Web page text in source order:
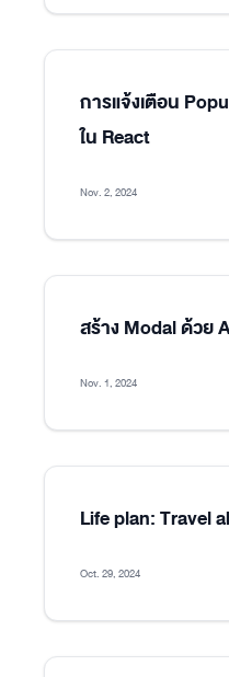
การแจ้งเตือน
ใน React
Nov. 2, 2024
สร้าง Modal ด้วย
Nov. 1, 2024
Life plan: Travel
Oct. 29, 2024